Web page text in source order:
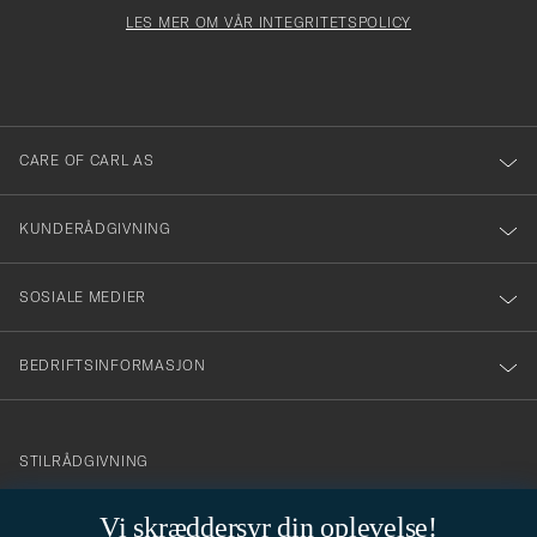
Vi skræddersyr din oplevelse!
dig
till
vårt
nyhetsbrev!
LES MER OM VÅR INTEGRITETSPOLICY
CARE OF CARL AS
KUNDERÅDGIVNING
SOSIALE MEDIER
BEDRIFTSINFORMASJON
info@careofcarl.no
STILRÅDGIVNING